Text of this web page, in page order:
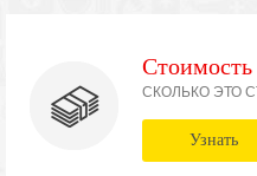
Стоимость
СКОЛЬКО ЭТО
Узнать